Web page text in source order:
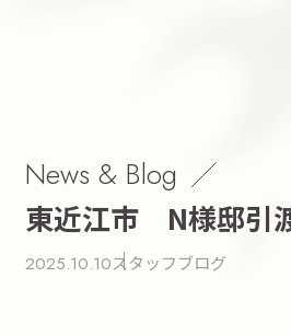
News & Blog
東近江市 N様邸引
2025.10.10スタッフブログ